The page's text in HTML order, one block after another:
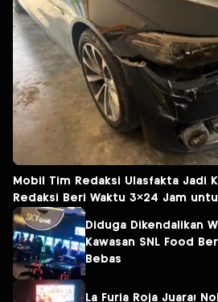
Mobil Tim Redaksi Ulasfakta Jadi
Redaksi Beri Waktu 3×24 Jam
Diduga Dikendalikan
Kawasan SNL Food
Bebas
La Furia Roja Juara!